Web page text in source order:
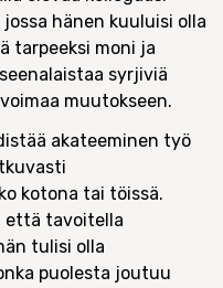
hänen kuuluisi olla
tarpeeksi moni ja
syrjiviä
muutokseen.
akateeminen työ
kotona tai töissä.
että tavoitella
tulisi olla
puolesta joutuu